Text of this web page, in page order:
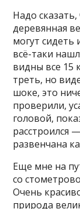
Надо
деревянная
могут сидеть
всё-таки
видны все 15
треть, но
шоке, это
проверили,
головой,
расстроился
развенчана
Еще мне на
со
Очень
природа